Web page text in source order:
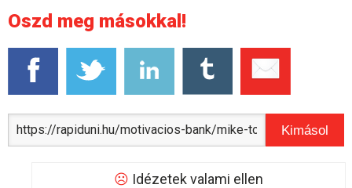
Oszd meg másokkal!
Kimásol
☹ Idézetek valami ellen